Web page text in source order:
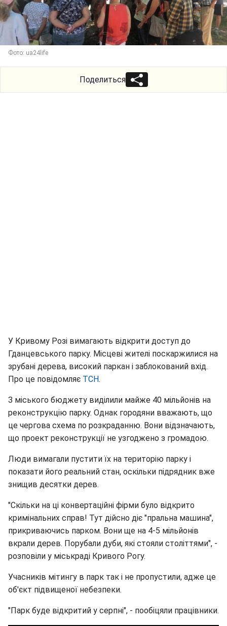
Фото: ua24life
Поделиться
У Кривому Розі вимагають відкрити доступ до
Гданцевського парку. Місцеві жителі поскаржилися на
зрубані дерева, високий паркан і заблокований вхід.
Про це повідомляє ТСН.
З міського бюджету виділили майже 40 мільйонів на
реконструкцію парку. Однак городяни вважають, що
це чергова схема по розкраданню. Вони відзначають,
що проект реконструкції не узгоджено з громадою.
Люди вимагали пустити їх на територію парку і
показати його реальний стан, оскільки підрядник вже
знищив десятки дерев.
"Скільки на ці конвертаційні фірми було відкрито
кримінальних справ! Тут дійсно діє "пральна машина",
прикриваючись парком. Вони ще на 4-5 мільйонів
вкрали дерев. Порубали дуби, які стояли століттями", -
розповіли у міськраді Кривого Рогу.
Учасників мітингу в парк так і не пропустили, адже це
об'єкт підвищеної небезпеки.
"Парк буде відкритий у серпні", - пообіцяли працівники.